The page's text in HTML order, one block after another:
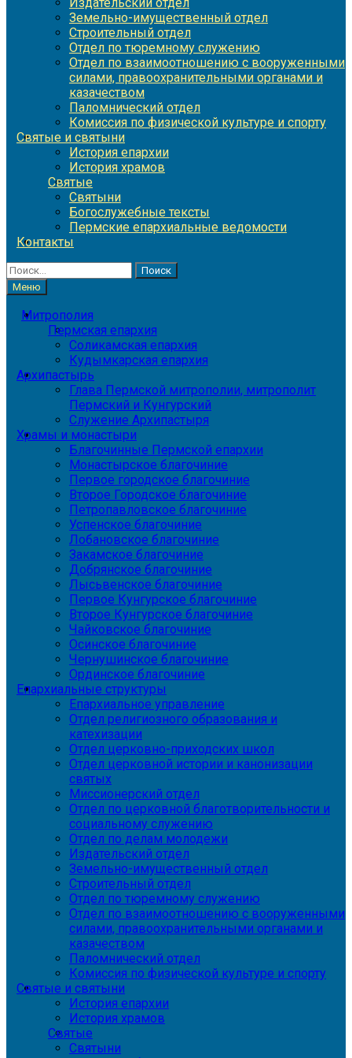
Земельно-имущественный отдел
Строительный отдел
Отдел по тюремному служению
Отдел по взаимоотношению с вооруженными
силами, правоохранительными органами и
казачеством
Паломнический отдел
Комиссия по физической культуре и спорту
Святые и святыни
История епархии
История храмов
Святые
Святыни
Богослужебные тексты
Пермские епархиальные ведомости
Контакты
Найти:
Меню
Митрополия
Пермская епархия
Соликамская епархия
Кудымкарская епархия
Архипастырь
Глава Пермской митрополии, митрополит
Пермский и Кунгурский
Служение Архипастыря
Храмы и монастыри
Благочинные Пермской епархии
Монастырское благочиние
Первое городское благочиние
Второе Городское благочиние
Петропавловское благочиние
Успенское благочиние
Лобановское благочиние
Закамское благочиние
Добрянское благочиние
Лысьвенское благочиние
Первое Кунгурское благочиние
Второе Кунгурское благочиние
Чайковское благочиние
Осинское благочиние
Чернушинское благочиние
Ординское благочиние
Епархиальные структуры
Епархиальное управление
Отдел религиозного образования и
катехизации
Отдел церковно-приходских школ
Отдел церковной истории и канонизации
святых
Миссионерский отдел
Отдел по церковной благотворительности и
социальному служению
Отдел по делам молодежи
Издательский отдел
Земельно-имущественный отдел
Строительный отдел
Отдел по тюремному служению
Отдел по взаимоотношению с вооруженными
силами, правоохранительными органами и
казачеством
Паломнический отдел
Комиссия по физической культуре и спорту
Святые и святыни
История епархии
История храмов
Святые
Святыни